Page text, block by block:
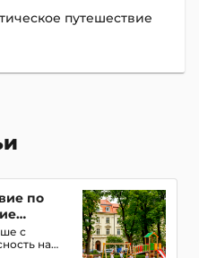
путешествие
по
с
на